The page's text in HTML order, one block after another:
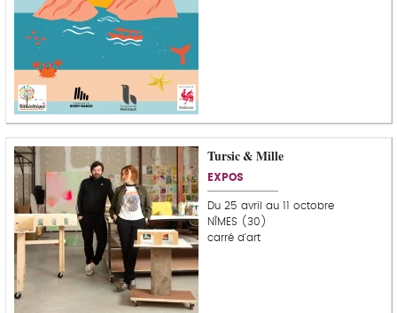
C
o
u
p
d
e
o
e
u
Tursic & Mille
EXPOS
Du 25 avril au 11 octobre
NÎMES (30)
carré d'art